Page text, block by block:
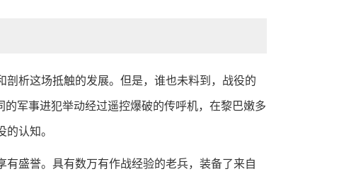
析这场抵触的发展。但是，谁也未料到，战役的
军事进犯举动经过遥控爆破的传呼机，在黎巴嫩多
认知。
盛誉。具有数万有作战经验的老兵，装备了来自